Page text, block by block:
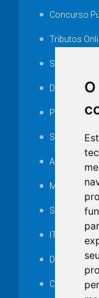
Concurso
Tributos
Serviços ISS-
Decretos
Portarias
SAMAE
Audiência
Serviços
ITR
Catalogo